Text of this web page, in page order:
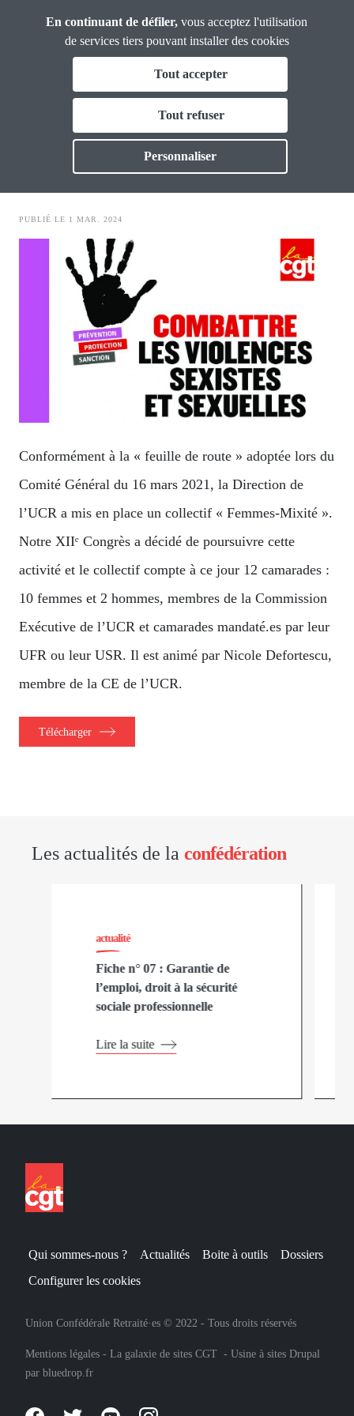
Union
Retraité·es
Toggle
Thématiques
femmes mixité
Présentation du collectif
Femmes/Mixité de l'UCR
PUBLIÉ LE 1 MAR. 2024
Conformément à la « feuille de route » adoptée lors du
Comité Général du 16 mars 2021, la Direction de
l’UCR a mis en place un collectif « Femmes-Mixité ».
Notre XIIᵉ Congrès a décidé de poursuivre cette
activité et le collectif compte à ce jour 12 camarades :
10 femmes et 2 hommes, membres de la Commission
Exécutive de l’UCR et camarades mandaté.es par leur
UFR ou leur USR. Il est animé par Nicole Defortescu,
membre de la CE de l’UCR.
Télécharger
Les actualités de la confédération
actualité
Fiche n° 07 : Garantie de
l’emploi, droit à la sécurité
sociale professionnelle
Lire la suite
Qui sommes-nous ? Actualités Boite à outils
Dossiers
Configurer les cookies
Union Confédérale Retraité·es © 2022 - Tous droits réservés
Mentions légales - La galaxie de sites CGT - Usine à sites Drupal
par bluedrop.fr
En continuant de défiler, vous acceptez l'utilisation
de services tiers pouvant installer des cookies
Tout accepter
Tout refuser
Personnaliser